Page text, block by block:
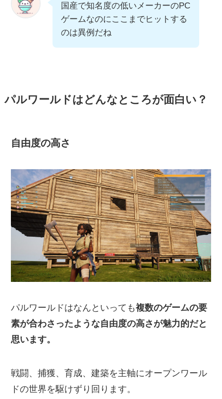
国産で知名度の低いメーカーのPC
ゲームなのにここまでヒットする
のは異例だね
パルワールドはどんなところが面白い？
自由度の高さ
パルワールドはなんといっても複数のゲームの要
素が合わさったような自由度の高さが魅力的だと
思います。
戦闘、捕獲、育成、建築を主軸にオープンワール
ドの世界を駆けずり回ります。